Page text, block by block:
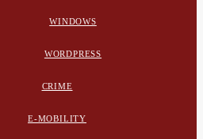
WINDOWS
WORDPRESS
CRIME
E-MOBILITY